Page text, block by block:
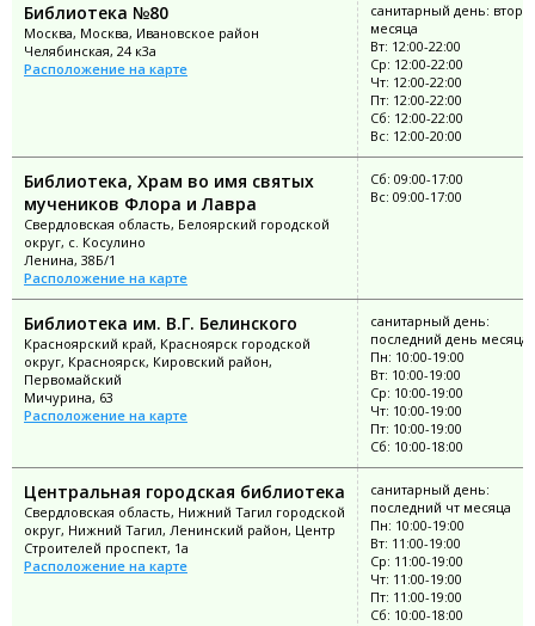
Библиотека №80
Москва, Москва, Ивановское район
Челябинская, 24 к3а
Расположение на карте
санитарный день:
месяца
Вт: 12:00-22:00
Ср: 12:00-22:00
Чт: 12:00-22:00
Пт: 12:00-22:00
Сб: 12:00-22:00
Вс: 12:00-20:00
Библиотека, Храм во имя святых
мучеников Флора и Лавра
Свердловская область, Белоярский городской
округ, с. Косулино
Ленина, 38Б/1
Расположение на карте
Сб: 09:00-17:00
Вс: 09:00-17:00
Библиотека им. В.Г. Белинского
Красноярский край, Красноярск городской
округ, Красноярск, Кировский район,
Первомайский
Мичурина, 63
Расположение на карте
санитарный день:
последний день месяца
Пн: 10:00-19:00
Вт: 10:00-19:00
Ср: 10:00-19:00
Чт: 10:00-19:00
Пт: 10:00-19:00
Сб: 10:00-18:00
Центральная городская библиотека
Свердловская область, Нижний Тагил городской
округ, Нижний Тагил, Ленинский район, Центр
Строителей проспект, 1а
Расположение на карте
санитарный день:
последний чт месяца
Пн: 10:00-19:00
Вт: 11:00-19:00
Ср: 11:00-19:00
Чт: 11:00-19:00
Пт: 11:00-19:00
Сб: 10:00-18:00